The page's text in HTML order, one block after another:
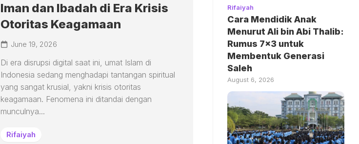
Iman dan Ibadah di Era Krisis
Otoritas Keagamaan
June 19, 2026
Di era disrupsi digital saat ini, umat Islam di
Indonesia sedang menghadapi tantangan spiritual
yang sangat krusial, yakni krisis otoritas
keagamaan. Fenomena ini ditandai dengan
munculnya...
Rifaiyah
Rifaiyah
Cara Mendidik Anak
Menurut Ali bin Abi Thalib:
Rumus 7×3 untuk
Membentuk Generasi
Saleh
August 6, 2026